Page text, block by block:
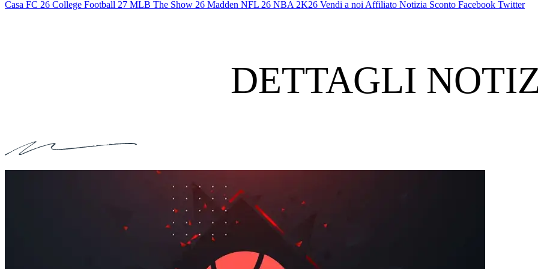
Casa FC 26 College Football 27 MLB The Show 26 Madden NFL 26 NBA 2K26 Vendi a noi Affiliato Notizia Sconto Facebook Twitter
DETTAGLI